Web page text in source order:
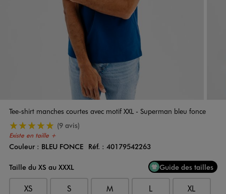
Tee-shirt manches courtes avec motif XXL - Superman bleu fonce
Existe en taille +
5/5 de moyenne(9 avis)
Couleur
Couleur : BLEU FONCE Réf. : 40179542263
Taille du XS au XXXL
Guide des tailles
XS S M L XL